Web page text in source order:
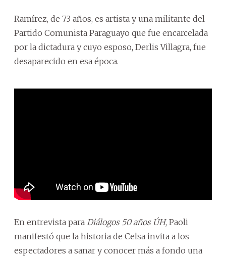
Ramírez, de 73 años, es artista y una militante del
Partido Comunista Paraguayo que fue encarcelada
por la dictadura y cuyo esposo, Derlis Villagra, fue
desaparecido en esa época.
En entrevista para Diálogos 50 años ÚH, Paoli
manifestó que la historia de Celsa invita a los
espectadores a sanar y conocer más a fondo una